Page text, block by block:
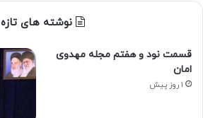
نوشته های تازه
قسمت نود و هفتم مجله مهدوی
امان
1 روز پیش